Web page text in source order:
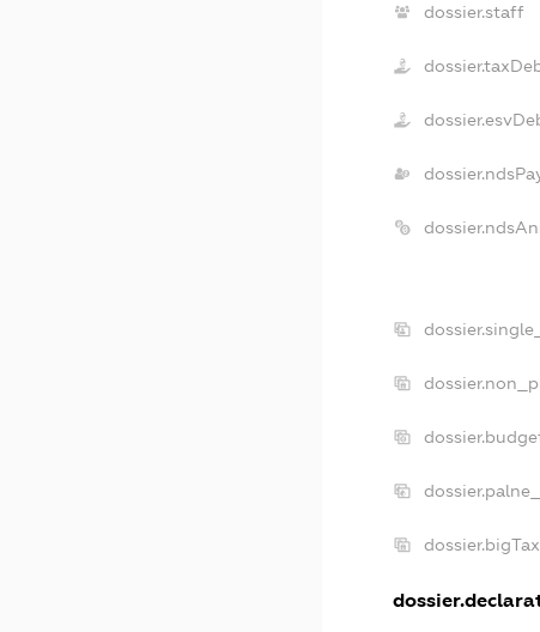
dossier.staff